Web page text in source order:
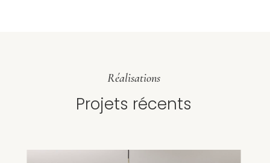
Réalisations
Projets récents